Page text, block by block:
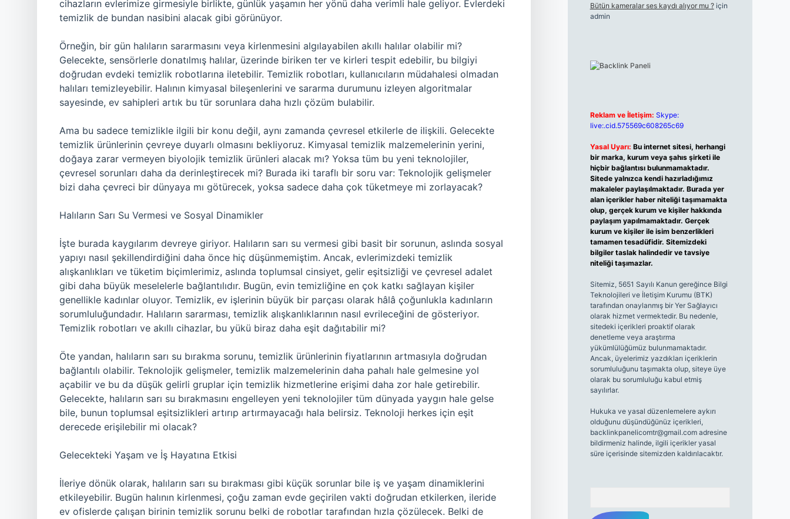
cihazların evlerimize girmesiyle birlikte, günlük yaşamın her yönü daha verimli hale geliyor. Evlerdeki
temizlik de bundan nasibini alacak gibi görünüyor.
Örneğin, bir gün halıların sararmasını veya kirlenmesini algılayabilen akıllı halılar olabilir mi?
Gelecekte, sensörlerle donatılmış halılar, üzerinde biriken ter ve kirleri tespit edebilir, bu bilgiyi
doğrudan evdeki temizlik robotlarına iletebilir. Temizlik robotları, kullanıcıların müdahalesi olmadan
halıları temizleyebilir. Halının kimyasal bileşenlerini ve sararma durumunu izleyen algoritmalar
sayesinde, ev sahipleri artık bu tür sorunlara daha hızlı çözüm bulabilir.
Ama bu sadece temizlikle ilgili bir konu değil, aynı zamanda çevresel etkilerle de ilişkili. Gelecekte
temizlik ürünlerinin çevreye duyarlı olmasını bekliyoruz. Kimyasal temizlik malzemelerinin yerini,
doğaya zarar vermeyen biyolojik temizlik ürünleri alacak mı? Yoksa tüm bu yeni teknolojiler,
çevresel sorunları daha da derinleştirecek mi? Burada iki taraflı bir soru var: Teknolojik gelişmeler
bizi daha çevreci bir dünyaya mı götürecek, yoksa sadece daha çok tüketmeye mi zorlayacak?
Halıların Sarı Su Vermesi ve Sosyal Dinamikler
İşte burada kaygılarım devreye giriyor. Halıların sarı su vermesi gibi basit bir sorunun, aslında sosyal
yapıyı nasıl şekillendirdiğini daha önce hiç düşünmemiştim. Ancak, evlerimizdeki temizlik
alışkanlıkları ve tüketim biçimlerimiz, aslında toplumsal cinsiyet, gelir eşitsizliği ve çevresel adalet
gibi daha büyük meselelerle bağlantılıdır. Bugün, evin temizliğine en çok katkı sağlayan kişiler
genellikle kadınlar oluyor. Temizlik, ev işlerinin büyük bir parçası olarak hâlâ çoğunlukla kadınların
sorumluluğundadır. Halıların sararması, temizlik alışkanlıklarının nasıl evrileceğini de gösteriyor.
Temizlik robotları ve akıllı cihazlar, bu yükü biraz daha eşit dağıtabilir mi?
Öte yandan, halıların sarı su bırakma sorunu, temizlik ürünlerinin fiyatlarının artmasıyla doğrudan
bağlantılı olabilir. Teknolojik gelişmeler, temizlik malzemelerinin daha pahalı hale gelmesine yol
açabilir ve bu da düşük gelirli gruplar için temizlik hizmetlerine erişimi daha zor hale getirebilir.
Gelecekte, halıların sarı su bırakmasını engelleyen yeni teknolojiler tüm dünyada yaygın hale gelse
bile, bunun toplumsal eşitsizlikleri artırıp artırmayacağı hala belirsiz. Teknoloji herkes için eşit
derecede erişilebilir mi olacak?
Gelecekteki Yaşam ve İş Hayatına Etkisi
İleriye dönük olarak, halıların sarı su bırakması gibi küçük sorunlar bile iş ve yaşam dinamiklerini
etkileyebilir. Bugün halının kirlenmesi, çoğu zaman evde geçirilen vakti doğrudan etkilerken, ileride
ev ofislerde çalışan birinin temizlik sorunu belki de robotlar tarafından hızla çözülecek. Belki de
Bütün kameralar ses kaydı alıyor mu ?için
admin
Reklam ve İletişim: Skype:
live:.cid.575569c608265c69
Yasal Uyarı: Bu internet sitesi, herhangi
bir marka, kurum veya şahıs şirketi ile
hiçbir bağlantısı bulunmamaktadır.
Sitede yalnızca kendi hazırladığımız
makaleler paylaşılmaktadır. Burada yer
alan içerikler haber niteliği taşımamakta
olup, gerçek kurum ve kişiler hakkında
paylaşım yapılmamaktadır. Gerçek
kurum ve kişiler ile isim benzerlikleri
tamamen tesadüfidir. Sitemizdeki
bilgiler taslak halindedir ve tavsiye
niteliği taşımazlar.
Sitemiz, 5651 Sayılı Kanun gereğince Bilgi
Teknolojileri ve İletişim Kurumu (BTK)
tarafından onaylanmış bir Yer Sağlayıcı
olarak hizmet vermektedir. Bu nedenle,
sitedeki içerikleri proaktif olarak
denetleme veya araştırma
yükümlülüğümüz bulunmamaktadır.
Ancak, üyelerimiz yazdıkları içeriklerin
sorumluluğunu taşımakta olup, siteye üye
olarak bu sorumluluğu kabul etmiş
sayılırlar.
Hukuka ve yasal düzenlemelere aykırı
olduğunu düşündüğünüz içerikleri,
backlinkpanelicomtr@gmail.comadresine
bildirmeniz halinde, ilgili içerikler yasal
süre içerisinde sitemizden kaldırılacaktır.